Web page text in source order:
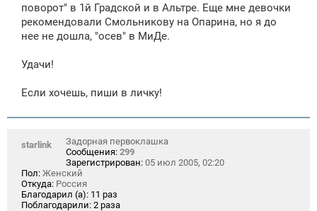
поворот" в 1й Градской и в Альтре. Еще мне девочки
рекомендовали Смольникову на Опарина, но я до
нее не дошла, "осев" в МиДе.
Удачи!
Если хочешь, пиши в личку!
starlink
Задорная первоклашка
Сообщения: 299
Зарегистрирован: 05 июл 2005, 02:20
Пол: Женский
Откуда: Россия
Благодарил (а): 11 раз
Поблагодарили: 2 раза